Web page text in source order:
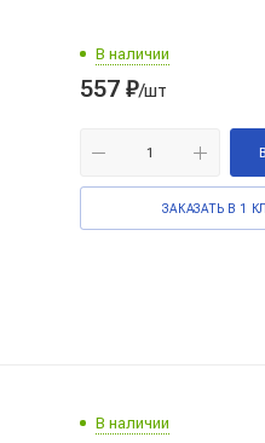
В наличии
557 ₽/шт
ЗАКАЗАТЬ В 1
В наличии